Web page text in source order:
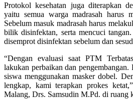
Protokol kesehatan juga diterapkan
yaitu semua warga madrasah harus
Sebelum masuk madrasah harus
bilik disinfektan, serta mencuci
disemprot disinfektan sebelum dan
“Dengan evaluasi saat PTM
lakukan perbaikan dan
siswa menggunakan masker dobel.
lengkap, kami terapkan prokes
Malang, Drs. Samsudin M.Pd. di ruang